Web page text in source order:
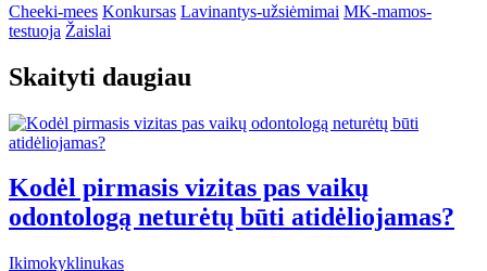
Cheeki-mees Konkursas Lavinantys-užsiėmimai MK-mamos-
testuoja Žaislai
Skaityti daugiau
Kodėl pirmasis vizitas pas vaikų
odontologą neturėtų būti atidėliojamas?
Ikimokyklinukas